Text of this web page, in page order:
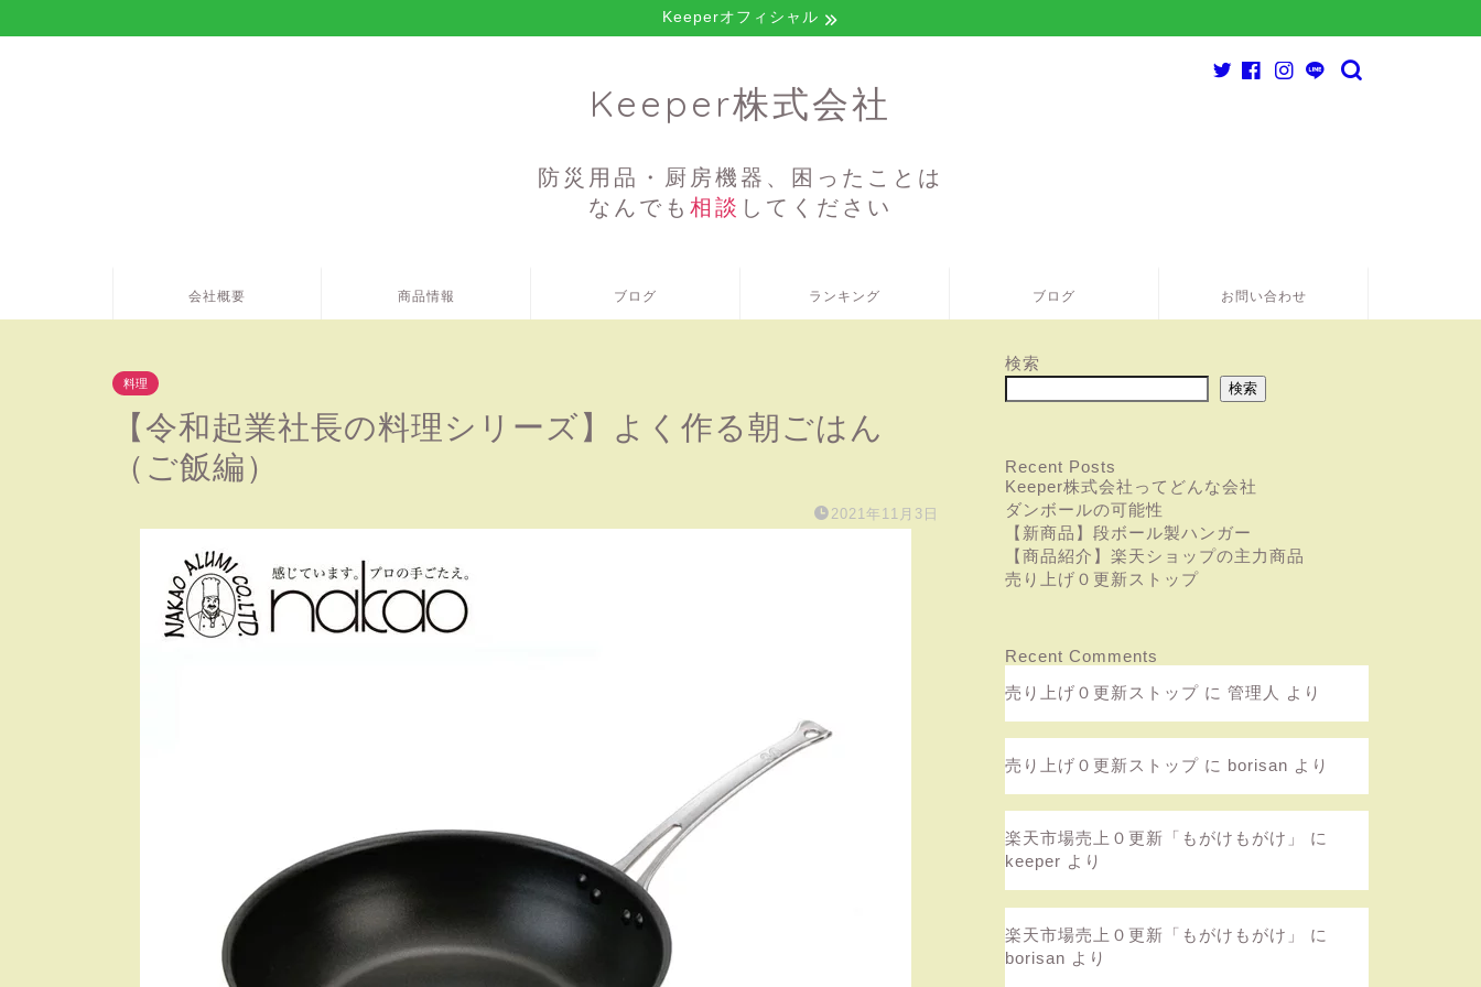
Keeperオフィシャル
Keeper株式会社
防災用品・厨房機器、困ったことは
なんでも 相談 してください
会社概要 商品情報 ブログ ランキング ブログ お問い合わせ
料理
【令和起業社長の料理シリーズ】よく作る朝ごはん
（ご飯編）
2021年11月3日
検索
検索
Recent Posts
Keeper株式会社ってどんな会社
ダンボールの可能性
【新商品】段ボール製ハンガー
【商品紹介】楽天ショップの主力商品
売り上げ０更新ストップ
Recent Comments
売り上げ０更新ストップに 管理人 より
売り上げ０更新ストップに borisan より
楽天市場売上０更新「もがけもがけ」
に
keeper より
楽天市場売上０更新「もがけもがけ」
に
borisan より